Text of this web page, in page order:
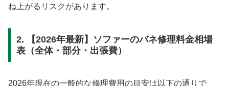
ね上がるリスクがあります。
2. 【2026年最新】ソファーのバネ修理料金相場
表（全体・部分・出張費）
2026年現在の一般的な修理費用の目安は以下の通りで